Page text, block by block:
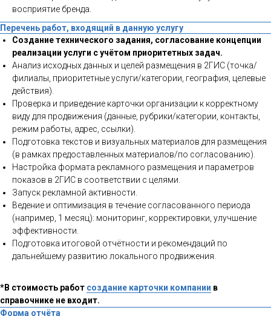
восприятие бренда.
Перечень работ, входящий в данную услугу
Создание технического задания, согласование концепции
реализации услуги с учётом приоритетных задач.
Анализ исходных данных и целей размещения в 2ГИС (точка/
филиалы, приоритетные услуги/категории, география, целевые
действия).
Проверка и приведение карточки организации к корректному
виду для продвижения (данные, рубрики/категории, контакты,
режим работы, адрес, ссылки).
Подготовка текстов и визуальных материалов для размещения
(в рамках предоставленных материалов/по согласованию).
Настройка формата рекламного размещения и параметров
показов в 2ГИС в соответствии с целями.
Запуск рекламной активности.
Ведение и оптимизация в течение согласованного периода
(например, 1 месяц): мониторинг, корректировки, улучшение
эффективности.
Подготовка итоговой отчётности и рекомендаций по
дальнейшему развитию локального продвижения.
*В стоимость работ создание карточки компании в
справочнике не входит.
Форма отчёта